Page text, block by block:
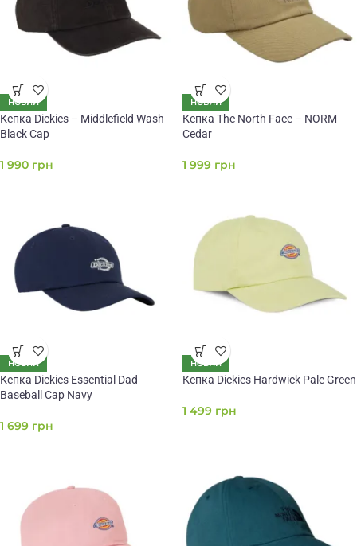
НОВИЙ
Кепка Dickies – Middlefield Wash
Black Cap
1 990 грн
НОВИЙ
Кепка The North Face – NORM
Cedar
1 999 грн
НОВИЙ
Кепка Dickies Essential Dad
Baseball Cap Navy
1 699 грн
НОВИЙ
Кепка Dickies Hardwick Pale Green
1 499 грн